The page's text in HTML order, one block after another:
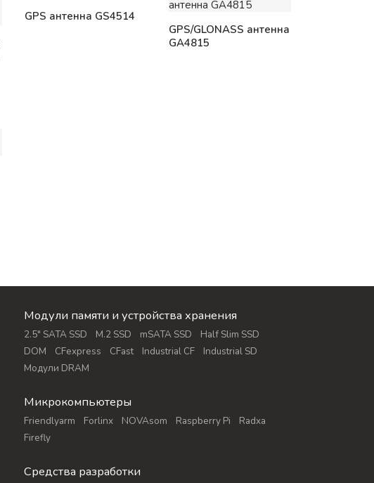
GPS антенна GS4514
GPS/GLONASS антенна
GA4815
Модули памяти и устройства хранения
2.5″ SATA SSD M.2 SSD mSATA SSD
Half Slim SSD
DOM
CFexpress CFast Industrial CF
Industrial SD
Модули DRAM
Микрокомпьютеры
Friendlyarm Forlinx NOVAsom Raspberry Pi
Radxa
Firefly
Средства разработки